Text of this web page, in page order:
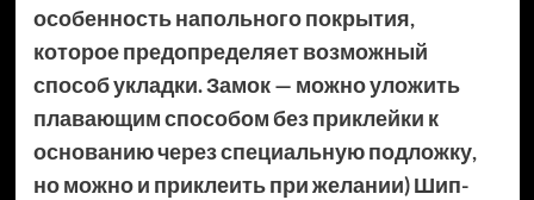
особенность напольного покрытия,
которое предопределяет возможный
способ укладки. Замок — можно уложить
плавающим способом без приклейки к
основанию через специальную подложку,
но можно и приклеить при желании) Шип-